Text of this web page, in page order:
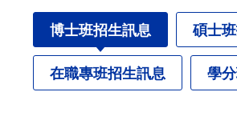
博士班招生訊息 碩士
在職專班招生訊息 學